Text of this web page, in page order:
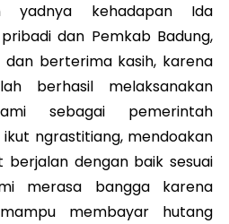
yadnya kehadapan Ida
dan Pemkab Badung,
berterima kasih, karena
berhasil melaksanakan
sebagai pemerintah
ngrastitiang, mendoakan
dengan baik sesuai
merasa bangga karena
membayar hutang